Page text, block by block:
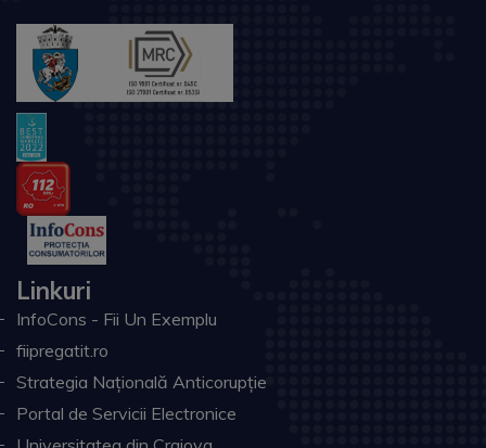
Linkuri
InfoCons - Fii Un Exemplu
fiipregatit.ro
Strategia Națională Anticorupție
Portal de Servicii Electronice